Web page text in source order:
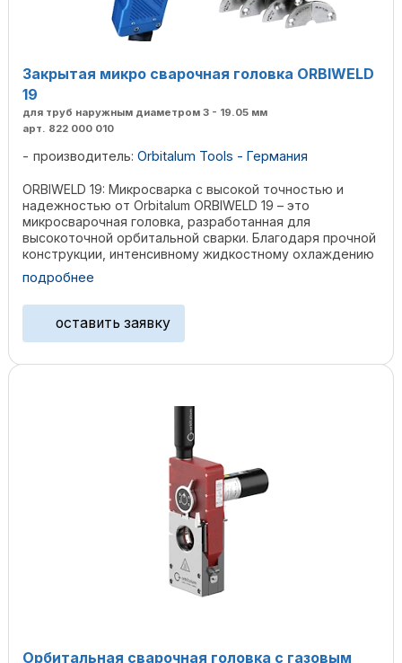
Закрытая микро сварочная головка ORBIWELD
19
для труб наружным диаметром 3 - 19.05 мм
арт. 822 000 010
производитель: Orbitalum Tools - Германия
ORBIWELD 19: Микросварка с высокой точностью и
надежностью от Orbitalum ORBIWELD 19 – это
микросварочная головка, разработанная для
высокоточной орбитальной сварки. Благодаря прочной
конструкции, интенсивному жидкостному охлаждению
и продуманному ...
подробнее
оставить заявку
Орбитальная сварочная головка с газовым